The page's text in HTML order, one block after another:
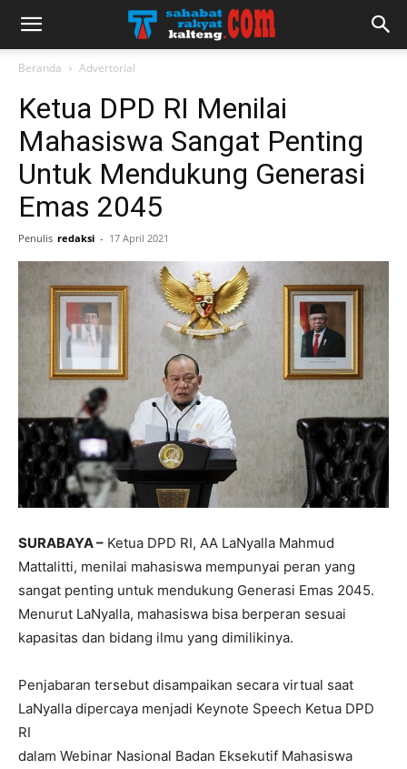
Beranda Advertorial
Ketua DPD RI Menilai
Mahasiswa Sangat Penting
Untuk Mendukung Generasi
Emas 2045
Penulis redaksi - 17 April 2021
SURABAYA – Ketua DPD RI, AA LaNyalla Mahmud
Mattalitti, menilai mahasiswa mempunyai peran yang
sangat penting untuk mendukung Generasi Emas 2045.
Menurut LaNyalla, mahasiswa bisa berperan sesuai
kapasitas dan bidang ilmu yang dimilikinya.
Penjabaran tersebut disampaikan secara virtual saat
LaNyalla dipercaya menjadi Keynote Speech Ketua DPD
RI
dalam Webinar Nasional Badan Eksekutif Mahasiswa